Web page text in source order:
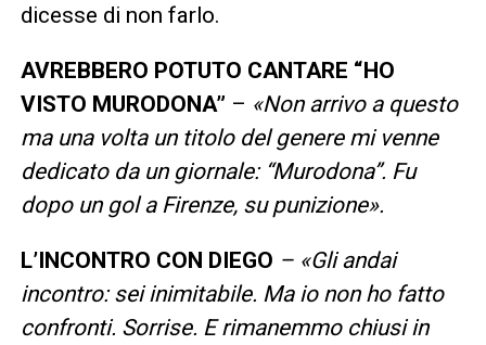
dicesse di non farlo.
AVREBBERO POTUTO CANTARE “HO
VISTO MURODONA” – «Non arrivo a questo
ma una volta un titolo del genere mi venne
dedicato da un giornale: “Murodona”. Fu
dopo un gol a Firenze, su punizione».
L’INCONTRO CON DIEGO – «Gli andai
incontro: sei inimitabile. Ma io non ho fatto
confronti. Sorrise. E rimanemmo chiusi in